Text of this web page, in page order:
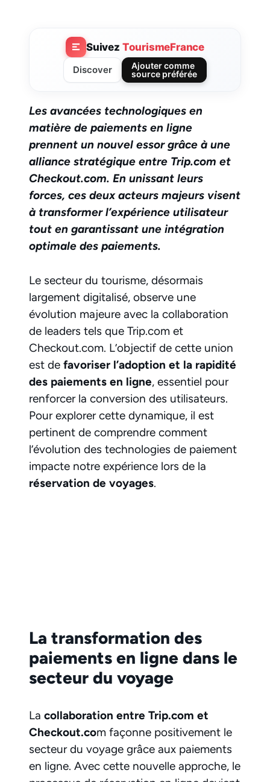
Suivez TourismeFrance
Discover
Ajouter comme
source préférée
Les avancées technologiques en
matière de paiements en ligne
prennent un nouvel essor grâce à une
alliance stratégique entre Trip.com et
Checkout.com. En unissant leurs
forces, ces deux acteurs majeurs visent
à transformer l’expérience utilisateur
tout en garantissant une intégration
optimale des paiements.
Le secteur du tourisme, désormais
largement digitalisé, observe une
évolution majeure avec la collaboration
de leaders tels que Trip.com et
Checkout.com. L’objectif de cette union
est de favoriser l’adoption et la rapidité
des paiements en ligne, essentiel pour
renforcer la conversion des utilisateurs.
Pour explorer cette dynamique, il est
pertinent de comprendre comment
l’évolution des technologies de paiement
impacte notre expérience lors de la
réservation de voyages.
La transformation des
paiements en ligne dans le
secteur du voyage
La collaboration entre Trip.com et
Checkout.com façonne positivement le
secteur du voyage grâce aux paiements
en ligne. Avec cette nouvelle approche, le